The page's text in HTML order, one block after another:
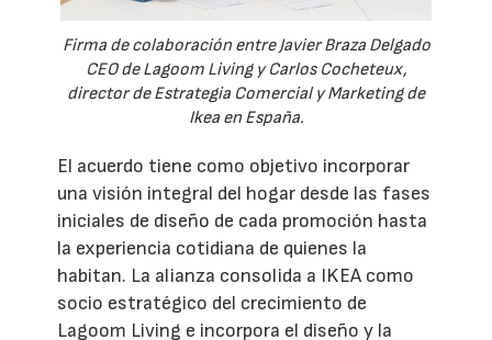
Firma de colaboración entre Javier Braza Delgado
CEO de Lagoom Living y Carlos Cocheteux,
director de Estrategia Comercial y Marketing de
Ikea en España.
El acuerdo tiene como objetivo incorporar
una visión integral del hogar desde las fases
iniciales de diseño de cada promoción hasta
la experiencia cotidiana de quienes la
habitan. La alianza consolida a IKEA como
socio estratégico del crecimiento de
Lagoom Living e incorpora el diseño y la